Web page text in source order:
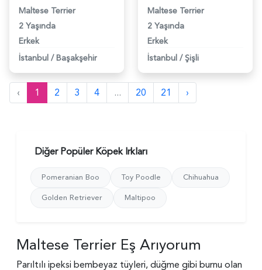
Maltese Terrier
2 Yaşında
Erkek
İstanbul / Başakşehir
Maltese Terrier
2 Yaşında
Erkek
İstanbul / Şişli
‹ 1 2 3 4 ... 20 21 ›
Diğer Popüler Köpek Irkları
Pomeranian Boo Toy Poodle
Chihuahua
Golden Retriever
Maltipoo
Maltese Terrier Eş Arıyorum
Parıltılı ipeksi bembeyaz tüyleri, düğme gibi burnu olan